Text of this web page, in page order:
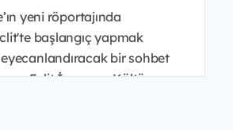
yeni röportajında
başlangıç yapmak
bir sohbet
Eclit İnsan ve Kültür